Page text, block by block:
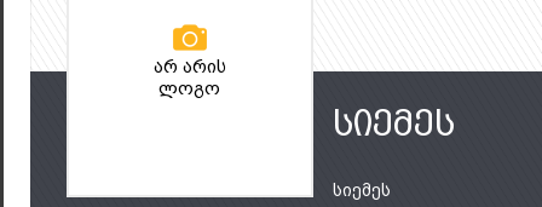
არ არის
ლოგო
სიემეს
სიემეს